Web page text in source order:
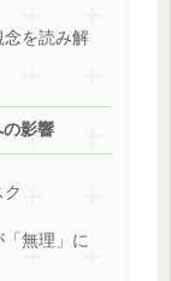
念を読み解
の影響
無理」に